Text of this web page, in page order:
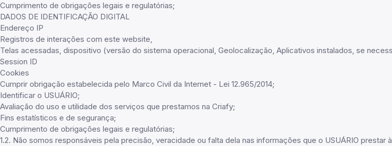
Cumprimento de obrigações legais e regulatórias;
DADOS DE IDENTIFICAÇÃO DIGITAL
Endereço IP
Registros de interações com este website,
Telas acessadas, dispositivo (versão do sistema operacional, Geolocalização, Aplicativos instalados, se
Session ID
Cookies
Cumprir obrigação estabelecida pelo Marco Civil da Internet - Lei 12.965/2014;
Identificar o USUÁRIO;
Avaliação do uso e utilidade dos serviços que prestamos na Criafy;
Fins estatísticos e de segurança;
Cumprimento de obrigações legais e regulatórias;
1.2. Não somos responsáveis pela precisão, veracidade ou falta dela nas informações que o USUÁRIO